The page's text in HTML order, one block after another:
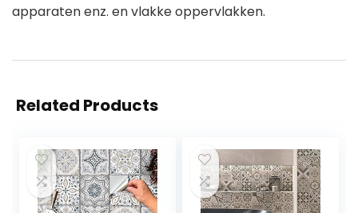
apparaten enz. en vlakke oppervlakken.
Related Products